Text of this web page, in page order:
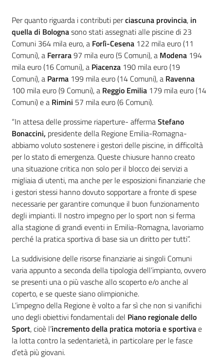
Per quanto riguarda i contributi perciascuna provincia, in
quella di Bolognasono stati assegnati alle piscine di 23
Comuni 364 mila euro, a Forlì-Cesena 122 mila euro (11
Comuni), a Ferrara97 mila euro (5 Comuni), a Modena 194
mila euro (16 Comuni), a Piacenza 190 mila euro (19
Comuni), a Parma 199 mila euro (14 Comuni), a Ravenna
100 mila euro (9 Comuni), a Reggio Emilia 179 mila euro (14
Comuni) e a Rimini 57 mila euro (6 Comuni).
“In attesa delle prossime riaperture- affermaStefano
Bonaccini, presidente della Regione Emilia-Romagna-
abbiamo voluto sostenere i gestori delle piscine, in difficoltà
per lo stato di emergenza. Queste chiusure hanno creato
una situazione critica non solo per il blocco dei servizi a
migliaia di utenti, ma anche per le esposizioni finanziarie che
i gestori stessi hanno dovuto sopportare a fronte di spese
necessarie per garantire comunque il buon funzionamento
degli impianti. Il nostro impegno per lo sport non si ferma
alla stagione di grandi eventi in Emilia-Romagna, lavoriamo
perché la pratica sportiva di base sia un diritto per tutti”.
La suddivisione delle risorse finanziarie ai singoli Comuni
varia appunto a seconda della tipologia dell’impianto, ovvero
se presenti una o più vasche allo scoperto e/o anche al
coperto, e se queste siano olimpioniche.
L’impegno della Regione è volto a far sì che non si vanifichi
uno degli obiettivi fondamentali del Piano regionale dello
Sport, cioè l’incremento della pratica motoria e sportivae
la lotta contro la sedentarietà, in particolare per le fasce
d’età più giovani.